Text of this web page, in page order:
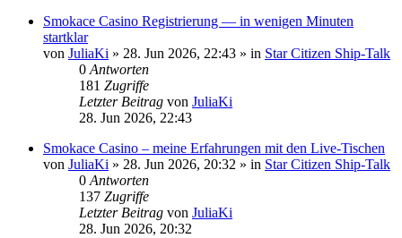
Smokace Casino Registrierung — in wenigen Minuten
startklar
von JuliaKi » 28. Jun 2026, 22:43 » in Star Citizen Ship-Talk
0Antworten
181 Zugriffe
Letzter Beitrag von JuliaKi
28. Jun 2026, 22:43
Smokace Casino – meine Erfahrungen mit den Live-Tischen
von JuliaKi » 28. Jun 2026, 20:32 » in Star Citizen Ship-Talk
0Antworten
137 Zugriffe
Letzter Beitrag von JuliaKi
28. Jun 2026, 20:32